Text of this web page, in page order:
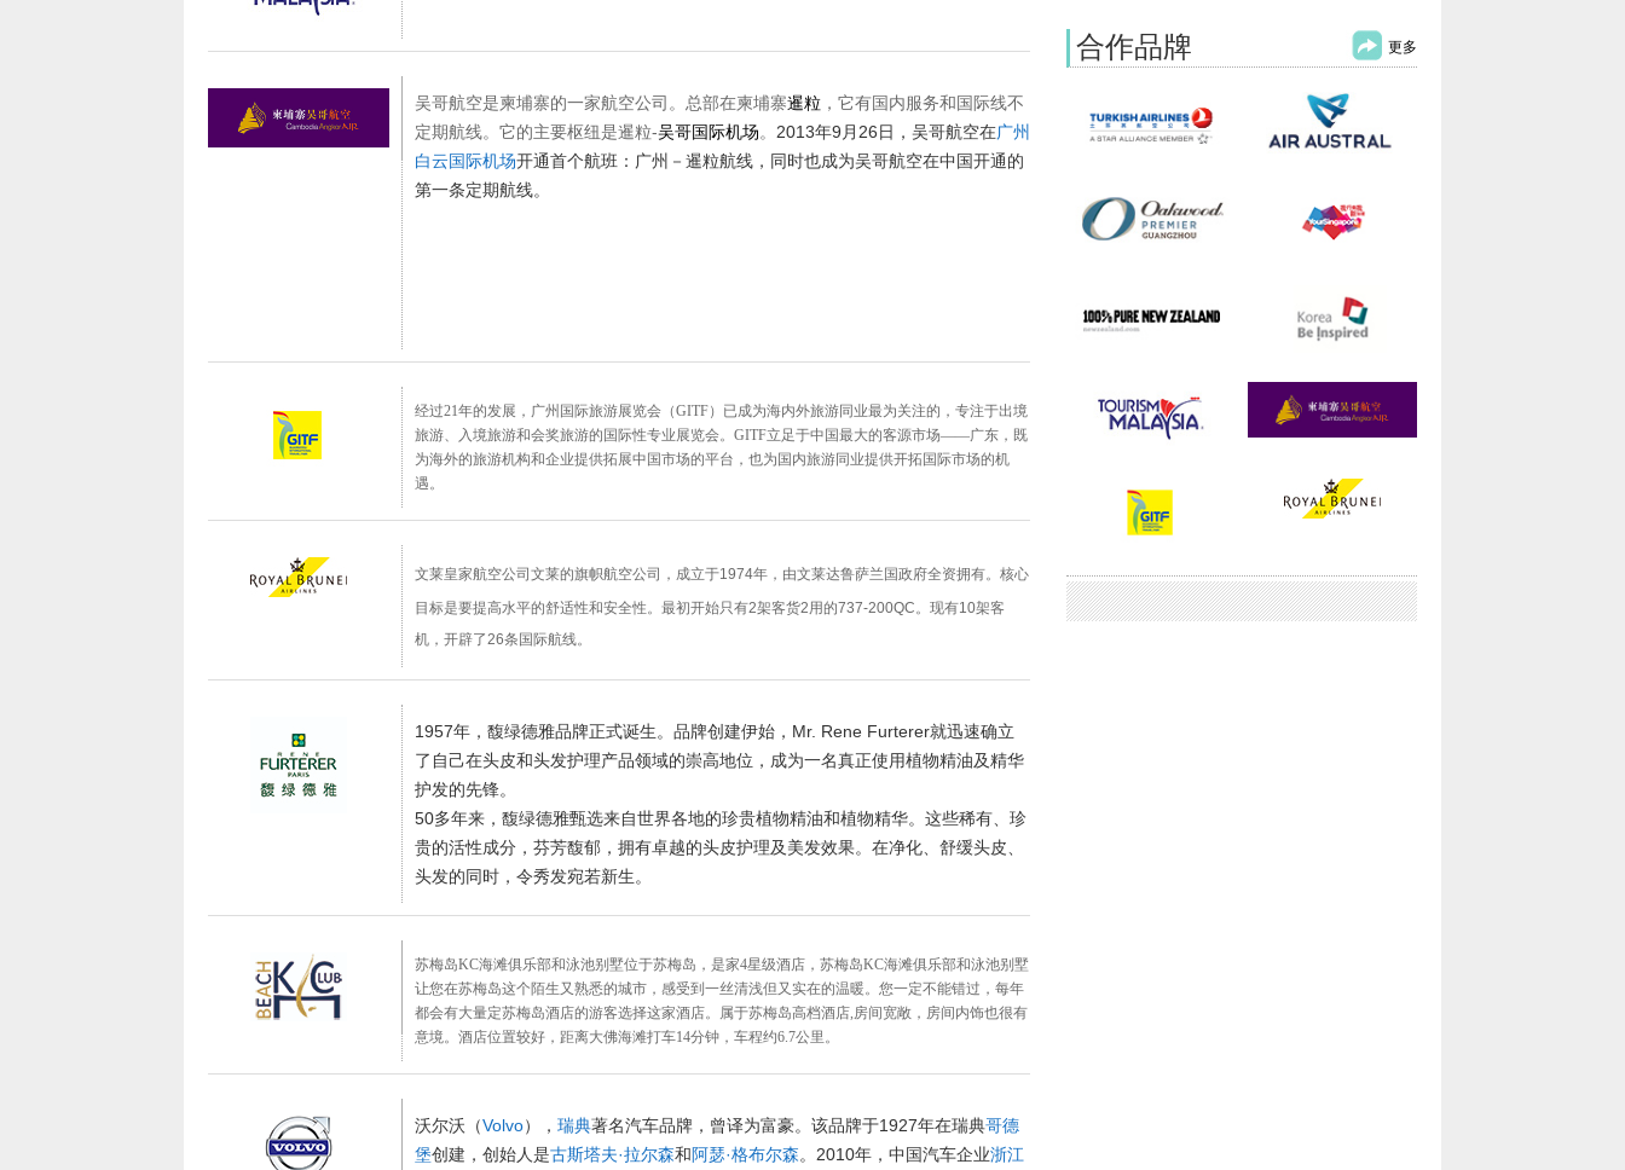
吴哥航空是柬埔寨的一家航空公司。总部在柬埔寨暹粒 ，它有国内服务和国际线不
定期航线。它的主要枢纽是暹粒-吴哥国际机场。 2013年9月26日，吴哥航空在广州
白云国际机场开通首个航班：广州－暹粒航线，同时也成为吴哥航空在中国开通的
第一条定期航线。
经过21年的发展，广州国际旅游展览会（GITF）已成为海内外旅游同业最为关注的，专注于出境
旅游、入境旅游和会奖旅游的国际性专业展览会。GITF立足于中国最大的客源市场——广东，既
为海外的旅游机构和企业提供拓展中国市场的平台，也为国内旅游同业提供开拓国际市场的机
遇。
文莱皇家航空公司文莱的旗帜航空公司，成立于1974年，由文莱达鲁萨兰国政府全资拥有。 核心
目标是要提高水平的舒适性和安全性。 最初开始只有2架客货2用的737-200QC。现有10架客
机，开辟了26条国际航线。
1957年，馥绿德雅品牌正式诞生。品牌创建伊始，Mr. Rene Furterer就迅速确立
了自己在头皮和头发护理产品领域的崇高地位，成为一名真正使用植物精油及精华
护发的先锋。
50多年来，馥绿德雅甄选来自世界各地的珍贵植物精油和植物精华。这些稀有、珍
贵的活性成分，芬芳馥郁，拥有卓越的头皮护理及美发效果。在净化、舒缓头皮、
头发的同时，令秀发宛若新生。
苏梅岛KC海滩俱乐部和泳池别墅位于苏梅岛，是家4星级酒店，苏梅岛KC海滩俱乐部和泳池别墅
让您在苏梅岛这个陌生又熟悉的城市，感受到一丝清浅但又实在的温暖。您一定不能错过，每年
都会有大量定苏梅岛酒店的游客选择这家酒店。属于苏梅岛高档酒店,房间宽敞，房间内饰也很有
意境。酒店位置较好，距离大佛海滩打车14分钟，车程约6.7公里。
沃尔沃（Volvo）， 瑞典著名汽车品牌，曾译为富豪。该品牌于1927年在瑞典哥德
堡创建，创始人是古斯塔夫·拉尔森和阿瑟·格布尔森。 2010年，中国汽车企业浙江
合作品牌 更多